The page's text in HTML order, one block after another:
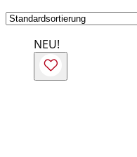
NEU!